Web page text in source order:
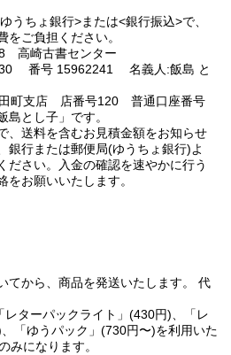
うちょ銀行>または<銀行振込>で、
をご負担ください。
高崎古書センター
番号 15962241 名義人:飯島 と
町支店 店番号120 普通口座番号
とし子」です。
、送料を含むお見積金額をお知らせ
銀行または郵便局(ゆうちょ銀行)よ
ださい。入金の確認を速やかに行う
をお願いいたします。
てから、商品を発送いたします。 代
レターパックライト」(430円)、「レ
「ゆうパック」(730円〜)を利用いた
みになります。